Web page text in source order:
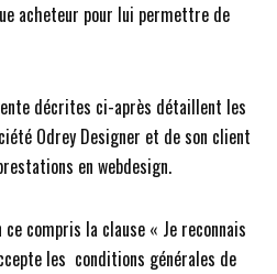
acheteur pour lui permettre de
décrites ci-après détaillent les
Odrey Designer et de son client
en webdesign.
compris la clause « Je reconnais
les conditions générales de